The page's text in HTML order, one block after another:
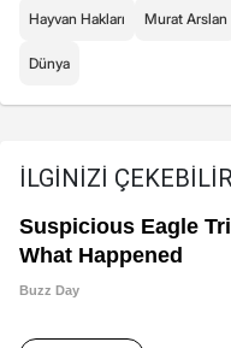
Hayvan Hakları Murat Arslan
Dünya